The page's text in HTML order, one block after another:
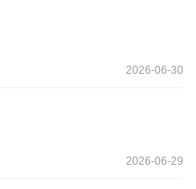
2026-06-30
2026-06-29